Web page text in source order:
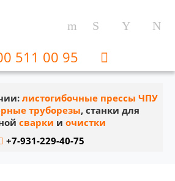
511 00 95
листогибочные прессы ЧПУ
труборезы, станки для
сварки и очистки
+7-931-229-40-75